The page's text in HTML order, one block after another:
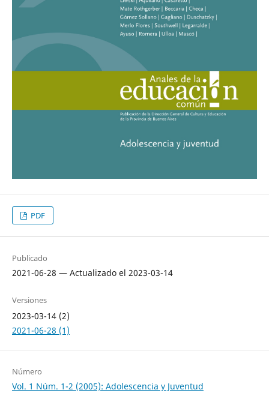
PDF
Publicado
2021-06-28 — Actualizado el 2023-03-14
Versiones
2023-03-14 (2)
2021-06-28 (1)
Número
Vol. 1 Núm. 1-2 (2005): Adolescencia y Juventud